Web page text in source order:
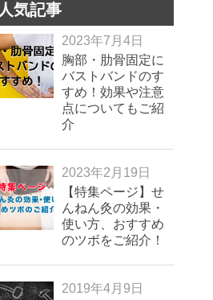
人気記事
2023年7月4日
胸部・肋骨固定に
バストバンドのす
すめ！効果や注意
点についてもご紹
介
2023年2月19日
【特集ページ】せ
んねん灸の効果・
使い方、おすすめ
のツボをご紹介！
2019年4月9日